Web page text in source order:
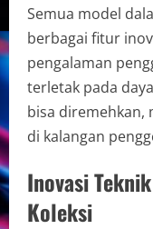
Semua model
berbagai fitur
pengalaman
terletak pada
bisa diremehkan,
di kalangan
Inovasi
Koleksi